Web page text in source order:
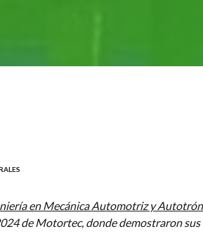
en Mecánica Automotriz y
de Motortec, donde demostraron